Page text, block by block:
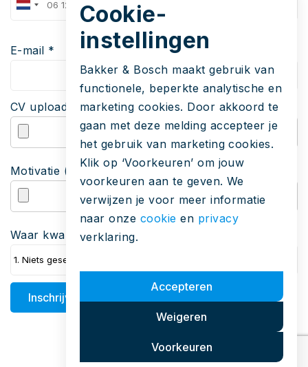
E-mail *
CV upload
Motivatie (niet verplicht)
Waar kwam je ons tegen tijdens je zoektocht?
Inschrijven
Cookie-
instellingen
Bakker & Bosch maakt gebruik van
functionele, beperkte analytische en
marketing cookies. Door akkoord te
gaan met deze melding accepteer je
het gebruik van marketing cookies.
Klik op ‘Voorkeuren’ om jouw
voorkeuren aan te geven. We
verwijzen je voor meer informatie
naar onze cookie en privacy
verklaring.
Accepteren
Weigeren
Voorkeuren